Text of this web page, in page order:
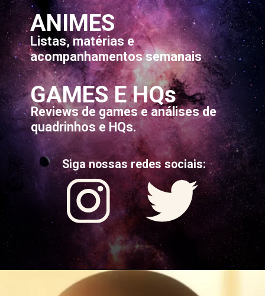
ANIMES
Listas, matérias e
acompanhamentos semanais
GAMES E HQs
Reviews de games e análises de
quadrinhos e HQs.
Siga nossas redes sociais: